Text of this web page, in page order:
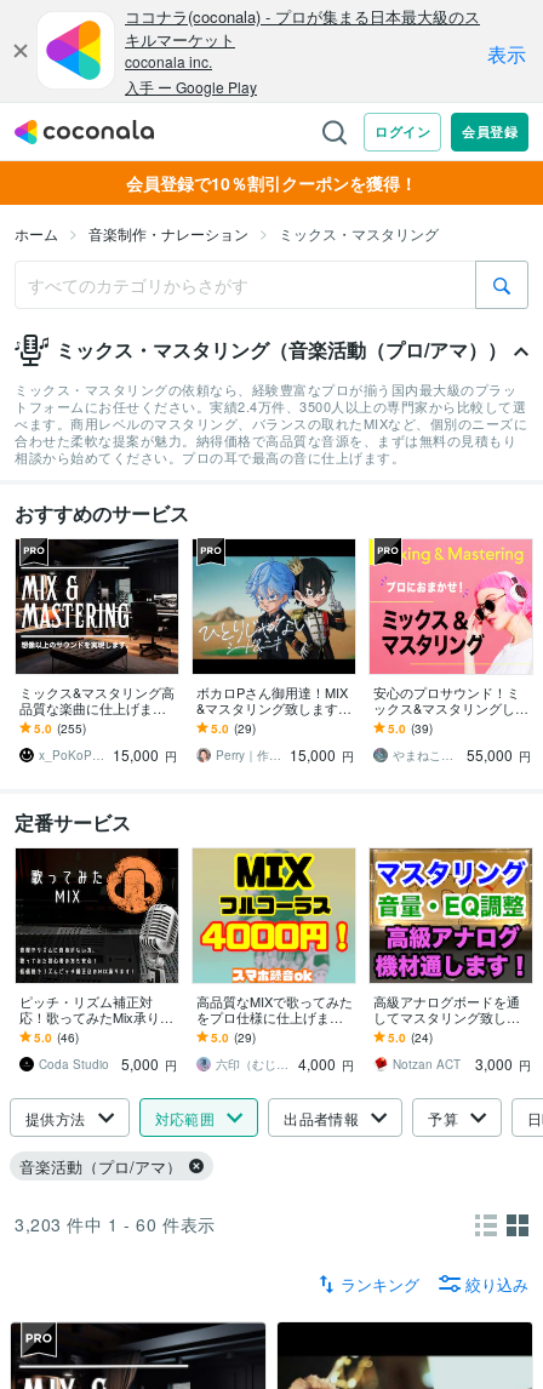
会員登録で10％割引クーポンを獲得！
ホーム 音楽制作・ナレーション ミックス・マスタリング
ミックス・マスタリング（音楽活動（プロ/アマ））
ミックス・マスタリングの依頼なら、経験豊富なプロが揃う国内最大級のプラッ
トフォームにお任せください。実績2.4万件、3500人以上の専門家から比較して選
べます。商用レベルのマスタリング、バランスの取れたMIXなど、個別のニーズに
合わせた柔軟な提案が魅力。納得価格で高品質な音源を、まずは無料の見積もり
相談から始めてください。プロの耳で最高の音に仕上げます。
おすすめのサービス
ミックス&マスタリング高
品質な楽曲に仕上げます
★ 基本作業全て込み！ト
ラック数制限なし★
5.0 (255)
x_PoKoPen_x
15,000 円
ボカロPさん御用達！MIX
&マスタリング致します
企業提供実績あり！あな
たのご要望に沿ったMIXで
曲を整えます
5.0 (29)
Perry｜作編曲・MIX
15,000 円
安心のプロサウンド！ミ
ックス&マスタリングしま
す トラック数無制限！ミ
ックスが上手くいかずお
悩みの方へ
5.0 (39)
やまねこパーク
55,000 円
定番サービス
ピッチ・リズム補正対
応！歌ってみたMix承りま
す 現役エンジニアが対応
いたします！
5.0 (46)
Coda Studio
5,000 円
高品質なMIXで歌ってみた
をプロ仕様に仕上げます
音楽制作の経験を活かし
たプロフェッショナルなM
IX
5.0 (29)
六印（むじるし）
4,000 円
高級アナログボードを通
してマスタリング致しま
す 2ch 100万以上のアナロ
グボードにてEQ,コンプを
使用！
5.0 (24)
Notzan ACT
3,000 円
提供方法 対応範囲 出品者情報 予算
音楽活動（プロ/アマ）
3,203 件中 1 - 60 件表示
ランキング 絞り込み